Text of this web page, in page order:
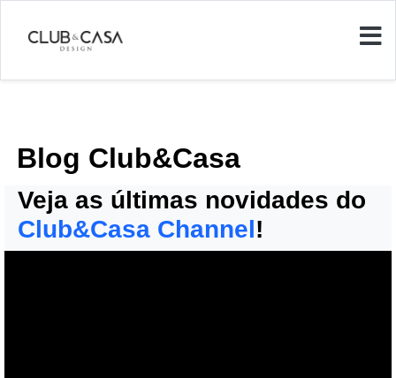
Blog Club&Casa
Veja as últimas novidades do
Club&Casa Channel!